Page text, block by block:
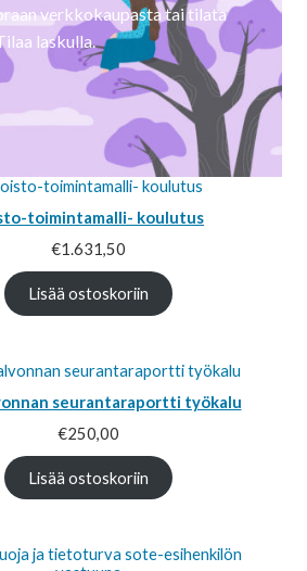
verkkokaupasta tai tilata
laskulla.
toimintamalli- koulutus
€1.631,50
Lisää ostoskoriin
seurantaraportti työkalu
€250,00
Lisää ostoskoriin